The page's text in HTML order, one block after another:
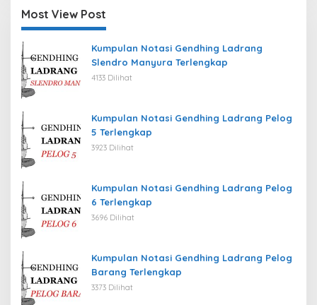
Most View Post
Kumpulan Notasi Gendhing Ladrang
Slendro Manyura Terlengkap
4133 Dilihat
Kumpulan Notasi Gendhing Ladrang Pelog
5 Terlengkap
3923 Dilihat
Kumpulan Notasi Gendhing Ladrang Pelog
6 Terlengkap
3696 Dilihat
Kumpulan Notasi Gendhing Ladrang Pelog
Barang Terlengkap
3373 Dilihat